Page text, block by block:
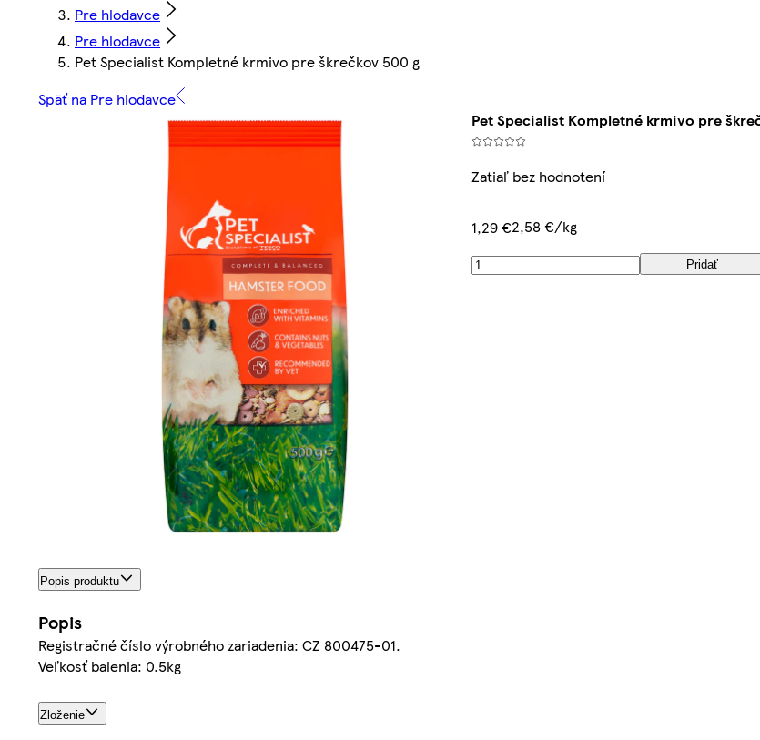
Pre hlodavce
Pre hlodavce
Pet Specialist Kompletné krmivo pre škrečkov 500 g
Späť na Pre hlodavce
Pet Specialist Kompletné krmivo pre
Zatiaľ bez hodnotení
1,29 €2,58 €/kg
Pridať
Popis produktu
Popis
Registračné číslo výrobného zariadenia: CZ 800475-01.
Veľkosť balenia: 0.5kg
Zloženie